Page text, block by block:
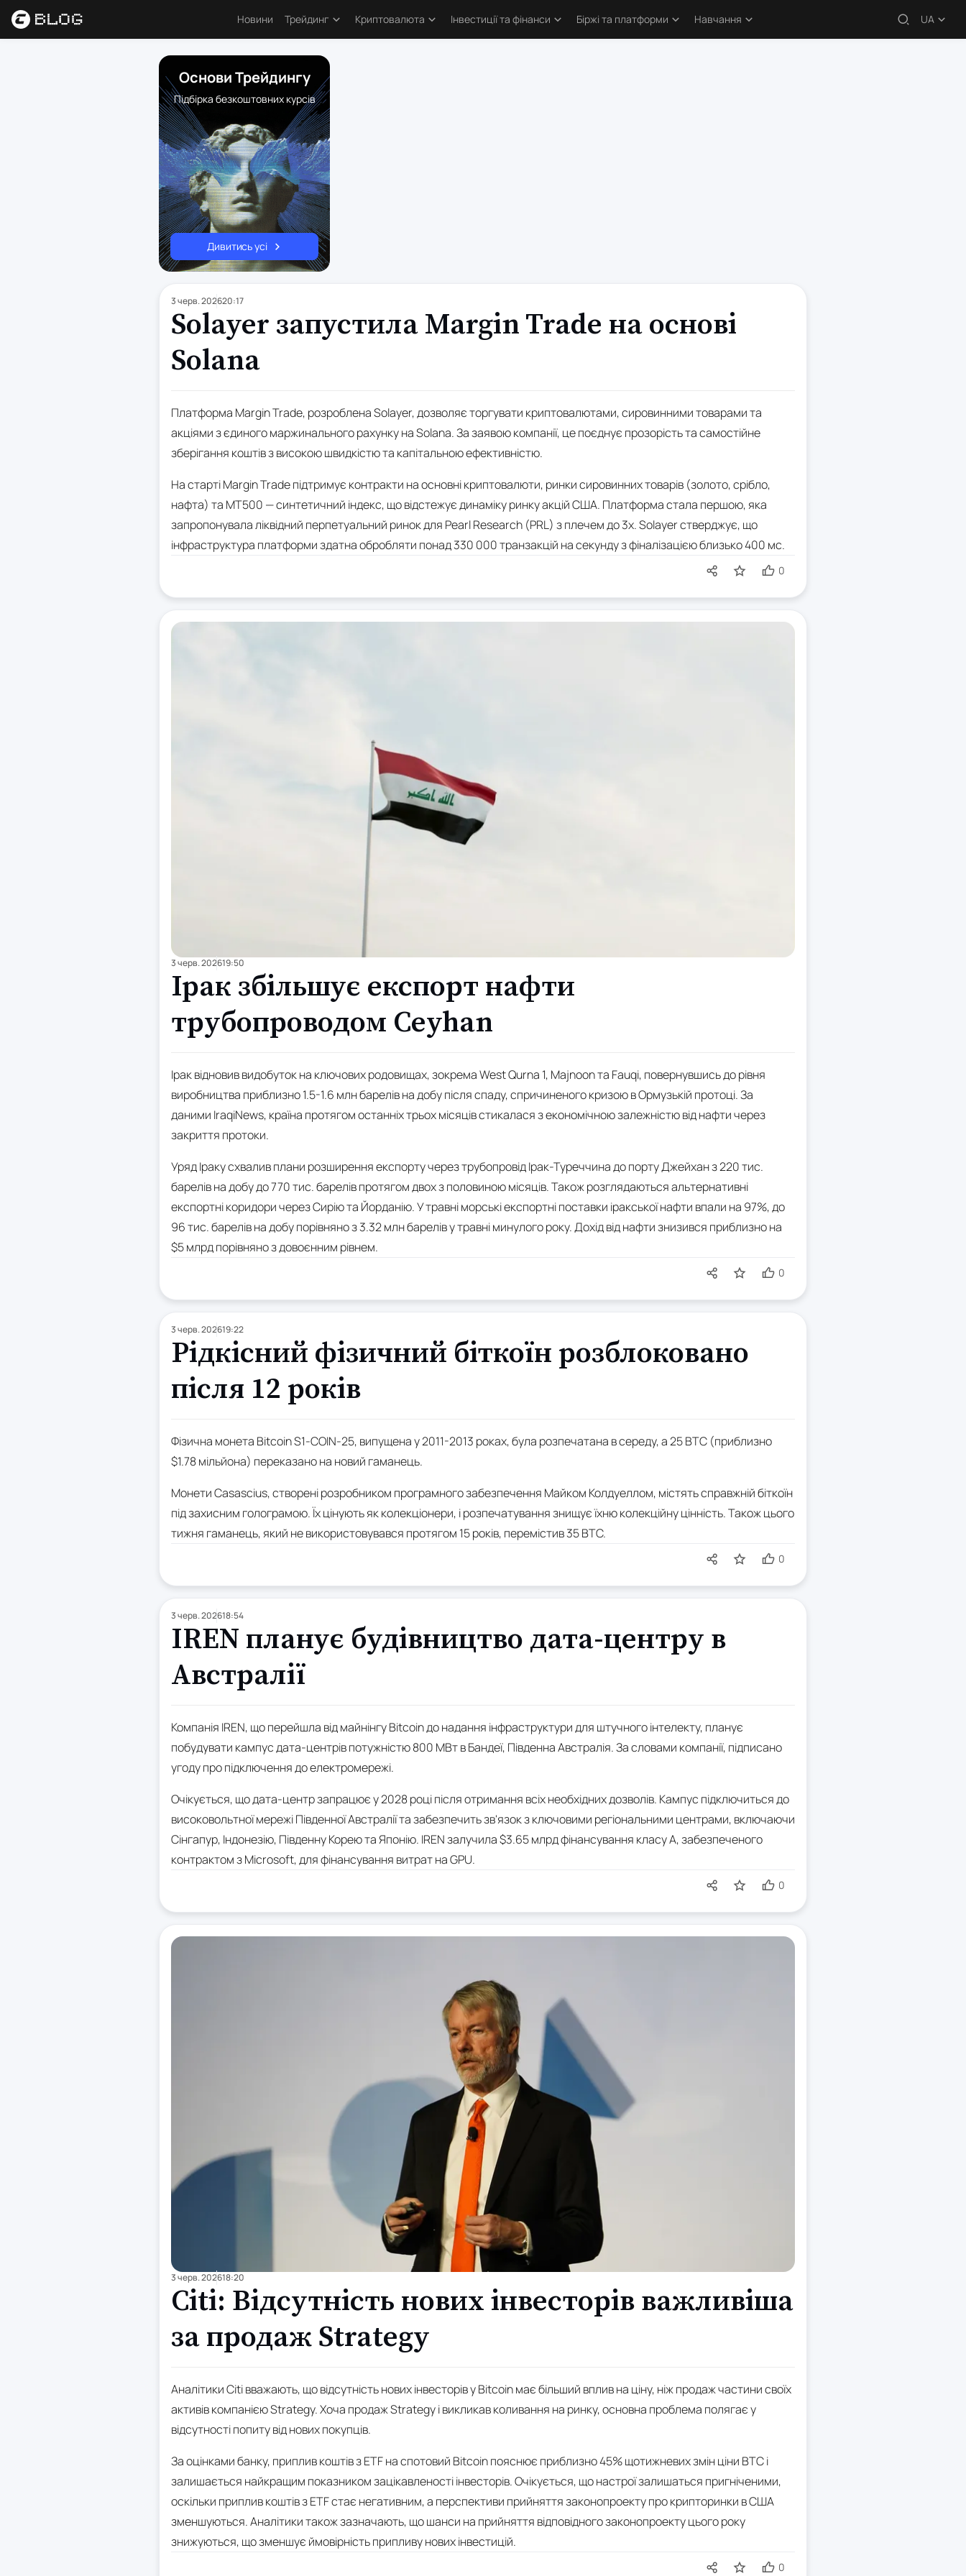
Новини Трейдинг
Аналітика
Основи трейдингу
Психологія трейдинга
Торгові стратегії
Індикатори
Ресурси
Криптовалюта Інвестиції та фінанси Біржі та платформи Навчання UA
Основи Трейдингу
Підбірка безкоштовних курсів
Дивитись усі
3 черв. 202620:17
Solayer запустила Margin Trade на основі
Solana
Платформа Margin Trade, розроблена Solayer, дозволяє торгувати криптовалютами, сировинними товарами та
акціями з єдиного маржинального рахунку на Solana. За заявою компанії, це поєднує прозорість та самостійне
зберігання коштів з високою швидкістю та капітальною ефективністю.
На старті Margin Trade підтримує контракти на основні криптовалюти, ринки сировинних товарів (золото, срібло,
нафта) та MT500 — синтетичний індекс, що відстежує динаміку ринку акцій США. Платформа стала першою, яка
запропонувала ліквідний перпетуальний ринок для Pearl Research (PRL) з плечем до 3x. Solayer стверджує, що
інфраструктура платформи здатна обробляти понад 330 000 транзакцій на секунду з фіналізацією близько 400 мс.
0
3 черв. 202619:50
Ірак збільшує експорт нафти
трубопроводом Ceyhan
Ірак відновив видобуток на ключових родовищах, зокрема West Qurna 1, Majnoon та Fauqi, повернувшись до рівня
виробництва приблизно 1.5-1.6 млн барелів на добу після спаду, спричиненого кризою в Ормузькій протоці. За
даними IraqiNews, країна протягом останніх трьох місяців стикалася з економічною залежністю від нафти через
закриття протоки.
Уряд Іраку схвалив плани розширення експорту через трубопровід Ірак-Туреччина до порту Джейхан з 220 тис.
барелів на добу до 770 тис. барелів протягом двох з половиною місяців. Також розглядаються альтернативні
експортні коридори через Сирію та Йорданію. У травні морські експортні поставки іракської нафти впали на 97%, до
96 тис. барелів на добу порівняно з 3.32 млн барелів у травні минулого року. Дохід від нафти знизився приблизно на
$5 млрд порівняно з довоєнним рівнем.
0
3 черв. 202619:22
Рідкісний фізичний біткоїн розблоковано
після 12 років
Фізична монета Bitcoin S1-COIN-25, випущена у 2011-2013 роках, була розпечатана в середу, а 25 BTC (приблизно
$1.78 мільйона) переказано на новий гаманець.
Монети Casascius, створені розробником програмного забезпечення Майком Колдуеллом, містять справжній біткоїн
під захисним голограмою. Їх цінують як колекціонери, і розпечатування знищує їхню колекційну цінність. Також цього
тижня гаманець, який не використовувався протягом 15 років, перемістив 35 BTC.
0
3 черв. 202618:54
IREN планує будівництво дата-центру в
Австралії
Компанія IREN, що перейшла від майнінгу Bitcoin до надання інфраструктури для штучного інтелекту, планує
побудувати кампус дата-центрів потужністю 800 МВт в Бандеї, Південна Австралія. За словами компанії, підписано
угоду про підключення до електромережі.
Очікується, що дата-центр запрацює у 2028 році після отримання всіх необхідних дозволів. Кампус підключиться до
високовольтної мережі Південної Австралії та забезпечить зв'язок з ключовими регіональними центрами, включаючи
Сінгапур, Індонезію, Південну Корею та Японію. IREN залучила $3.65 млрд фінансування класу А, забезпеченого
контрактом з Microsoft, для фінансування витрат на GPU.
0
3 черв. 202618:20
Citi: Відсутність нових інвесторів важливіша
за продаж Strategy
Аналітики Citi вважають, що відсутність нових інвесторів у Bitcoin має більший вплив на ціну, ніж продаж частини своїх
активів компанією Strategy. Хоча продаж Strategy і викликав коливання на ринку, основна проблема полягає у
відсутності попиту від нових покупців.
За оцінками банку, приплив коштів з ETF на спотовий Bitcoin пояснює приблизно 45% щотижневих змін ціни BTC і
залишається найкращим показником зацікавленості інвесторів. Очікується, що настрої залишаться пригніченими,
оскільки приплив коштів з ETF стає негативним, а перспективи прийняття законопроекту про крипторинки в США
зменшуються. Аналітики також зазначають, що шанси на прийняття відповідного законопроекту цього року
знижуються, що зменшує ймовірність припливу нових інвестицій.
0